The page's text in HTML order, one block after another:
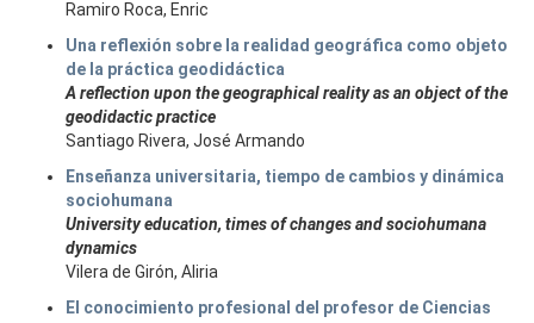
Ramiro Roca, Enric
Una reflexión sobre la realidad geográfica como objeto
de la práctica geodidáctica
A reflection upon the geographical reality as an object of the
geodidactic practice
Santiago Rivera, José Armando
Enseñanza universitaria, tiempo de cambios y dinámica
sociohumana
University education, times of changes and sociohumana
dynamics
Vilera de Girón, Aliria
El conocimiento profesional del profesor de Ciencias